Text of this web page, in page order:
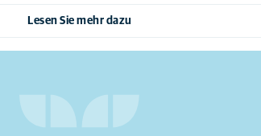
Lesen Sie mehr dazu